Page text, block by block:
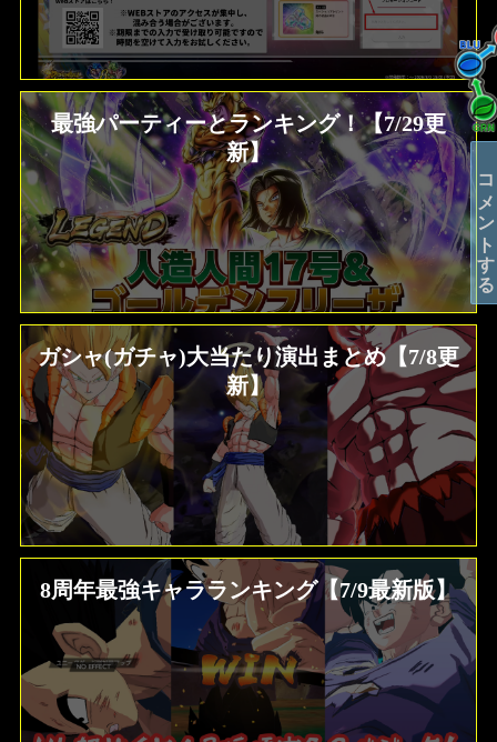
最強パーティーとランキング！【7/29更
新】
ガシャ(ガチャ)大当たり演出まとめ【7/8更
新】
8周年最強キャラランキング【7/9最新版】
コメントする